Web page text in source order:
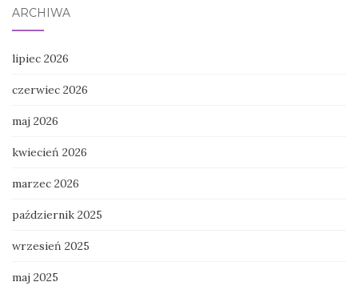
ARCHIWA
lipiec 2026
czerwiec 2026
maj 2026
kwiecień 2026
marzec 2026
październik 2025
wrzesień 2025
maj 2025